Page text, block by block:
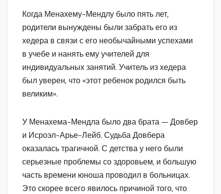
Когда Менахему-Мендлу было пять лет,
родители вынуждены были забрать его из
хедера в связи с его необычайными успехами
в учебе и нанять ему учителей для
индивидуальных занятий. Учитель из хедера
был уверен, что «этот ребенок родился быть
великим».
У Менахема-Мендла было два брата — Довбер
и Исроэл-Арье-Лейб. Судьба Довбера
оказалась трагичной. С детства у него были
серьезные проблемы со здоровьем, и большую
часть времени юноша проводил в больницах.
Это скорее всего явилось причиной того, что